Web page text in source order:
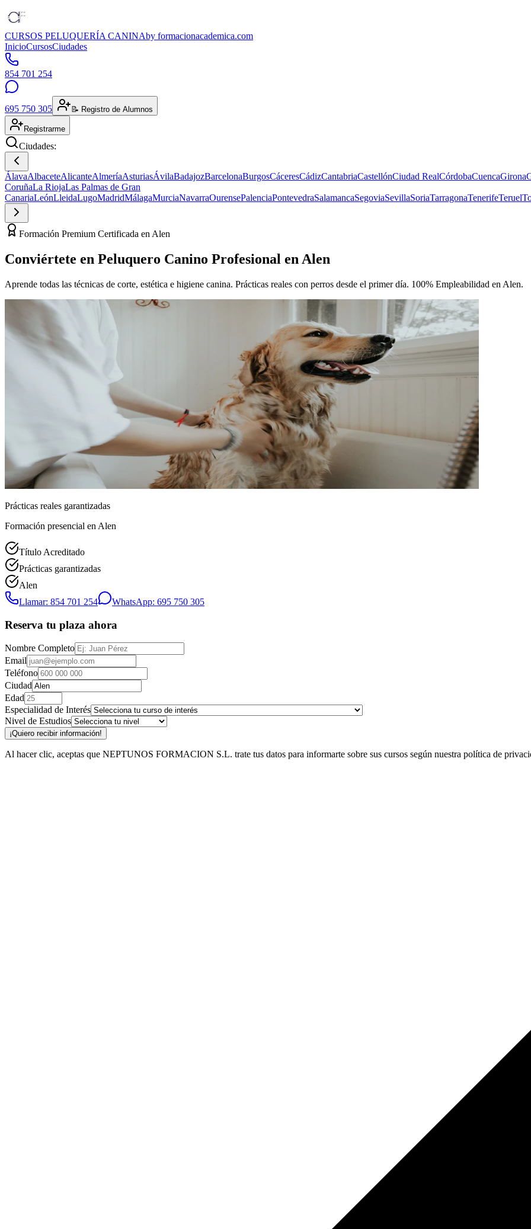
CURSOS PELUQUERÍA CANINAby formacionacademica.com
InicioCursosCiudades
854 701 254
695 750 305 📝 Registro de Alumnos
Registrarme
Ciudades:
ÁlavaAlbaceteAlicanteAlmeríaAsturiasÁvilaBadajozBarcelonaBurgosCáceresCádizCantabriaCastellónCiudad RealCórdobaCuencaGirona
CoruñaLa RiojaLas Palmas de Gran
CanariaLeónLleidaLugoMadridMálagaMurciaNavarraOurensePalenciaPontevedraSalamancaSegoviaSevillaSoriaTarragonaTenerifeTeruel
Formación Premium Certificada en Alen
Conviértete en Peluquero Canino Profesional en Alen
Aprende todas las técnicas de corte, estética e higiene canina. Prácticas reales con perros desde el primer día. 100% Empleabilidad en Alen.
Prácticas reales garantizadas
Formación presencial en Alen
Título Acreditado
Prácticas garantizadas
Alen
Llamar: 854 701 254
WhatsApp: 695 750 305
Reserva tu plaza ahora
Nombre Completo
Email
Teléfono
Ciudad
Edad
Especialidad de Interés
Nivel de Estudios
¡Quiero recibir información!
Al hacer clic, aceptas que NEPTUNOS FORMACION S.L. trate tus datos para informarte sobre sus cursos según nuestra política de